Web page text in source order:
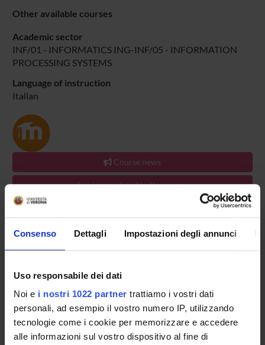
Consenso Dettagli Impostazioni degli annunci
Uso responsabile dei dati
Noi e i nostri 1022 partner trattiamo i vostri dati
personali, ad esempio il vostro numero IP, utilizzando
tecnologie come i cookie per memorizzare e accedere
alle informazioni sul vostro dispositivo al fine di
Other available courses
Academic sector
INF/01 - INFORMATICS ING-INF/05 - INFORMATION
PROCESSING SYSTEMS
Language of instruction
Italian
Course news
Seminars related to the course
ACTIVITY
CREDITS PERIOD ACADEMIC
A 0.5 PERIODO DIDATTICO Giovanni
B 0.5 PERIODO DIDATTICO Giovanni